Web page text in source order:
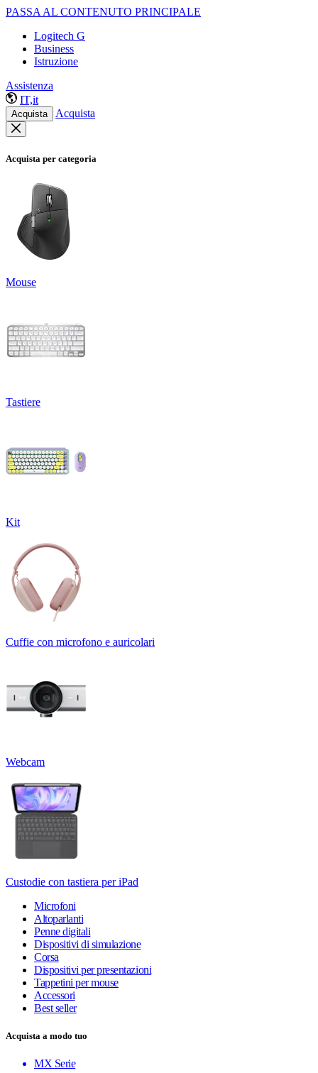
PASSA AL CONTENUTO PRINCIPALE
Logitech G
Business
Istruzione
Assistenza
IT,it
Acquista Acquista
Acquista per categoria
Mouse
Tastiere
Kit
Cuffie con microfono e auricolari
Webcam
Custodie con tastiera per iPad
Microfoni
Altoparlanti
Penne digitali
Dispositivi di simulazione
Corsa
Dispositivi per presentazioni
Tappetini per mouse
Accessori
Best seller
Acquista a modo tuo
MX Serie